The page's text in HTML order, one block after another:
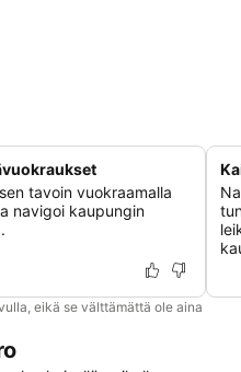
tavoin vuokraamalla
navigoi kaupungin
eikä se välttämättä ole aina